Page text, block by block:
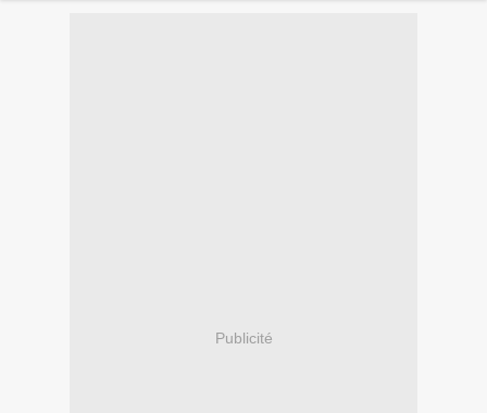
Publicité